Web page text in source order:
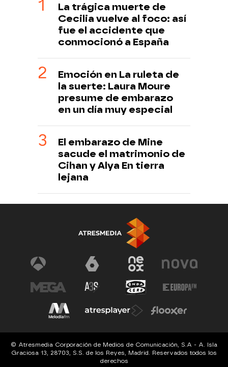
La trágica muerte de
Cecilia vuelve al foco: así
fue el accidente que
conmocionó a España
Emoción en La ruleta de
la suerte: Laura Moure
presume de embarazo
en un día muy especial
El embarazo de Mine
sacude el matrimonio de
Cihan y Alya En tierra
lejana
© Atresmedia Corporación de Medios de Comunicación, S.A - A. Isla
Graciosa 13, 28703, S.S. de los Reyes, Madrid. Reservados todos los
derechos